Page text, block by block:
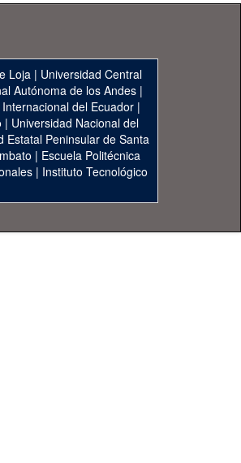
Loja | Universidad Central
Autónoma de los Andes|
del Ecuador|
| Universidad Nacional del
Estatal Peninsular de Santa
| Escuela Politécnica
| Instituto Tecnológico